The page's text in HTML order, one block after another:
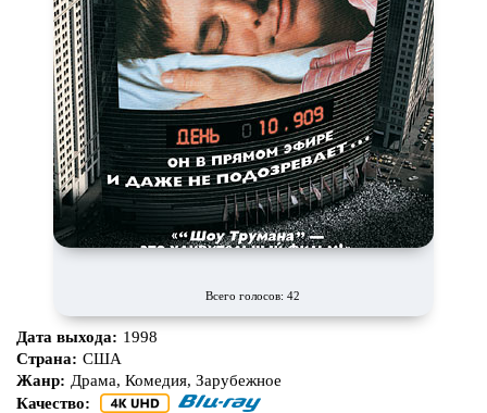
Всего голосов: 42
Дата выхода: 1998
Страна: США
Жанр: Драма, Комедия, Зарубежное
Качество: